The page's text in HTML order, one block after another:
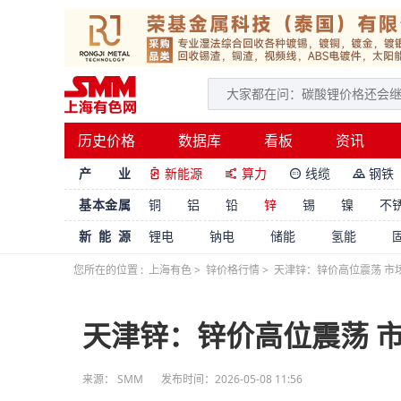
历史价格 数据库 看板 资讯
产 业  新能源  算力  线缆  钢铁
基本金属
铜 铝 铅 锌 锡 镍
不
新能源
锂电 钠电 储能 氢能
您所在的位置 : 上海有色> 锌价格行情> 天津锌：锌价高位震荡 市
天津锌：锌价高位震荡
来源： SMM 发布时间：2026-05-08 11:56